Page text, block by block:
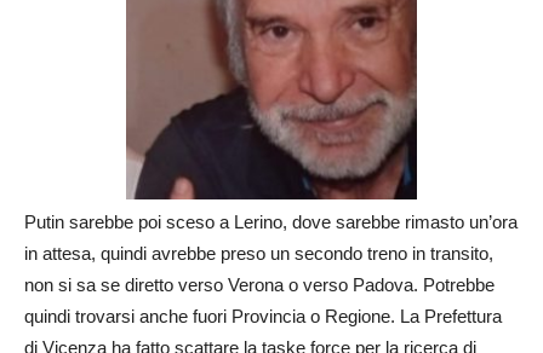
Putin sarebbe poi sceso a Lerino, dove sarebbe rimasto un’ora
in attesa, quindi avrebbe preso un secondo treno in transito,
non si sa se diretto verso Verona o verso Padova. Potrebbe
quindi trovarsi anche fuori Provincia o Regione. La Prefettura
di Vicenza ha fatto scattare la taske force per la ricerca di